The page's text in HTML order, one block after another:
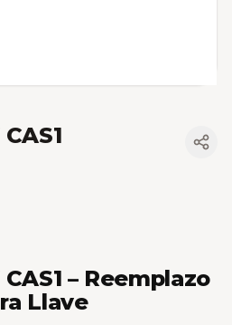
– Reemplazo
Llave